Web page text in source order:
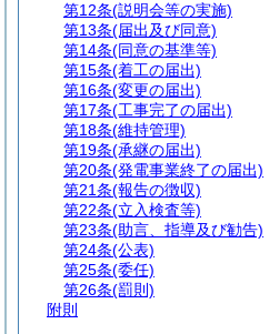
第12条(説明会等の実施)
第13条(届出及び同意)
第14条(同意の基準等)
第15条(着工の届出)
第16条(変更の届出)
第17条(工事完了の届出)
第18条(維持管理)
第19条(承継の届出)
第20条(発電事業終了の届出)
第21条(報告の徴収)
第22条(立入検査等)
第23条(助言、指導及び勧告)
第24条(公表)
第25条(委任)
第26条(罰則)
附則